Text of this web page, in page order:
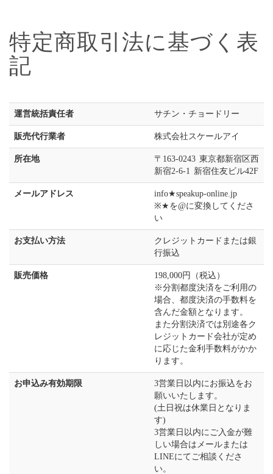
特定商取引法に基づく表
記
運営統括責任者 サチン・チョードリー
販売代行業者 株式会社スケールアイ
所在地
〒163-0243 東京都新宿区西
新宿2-6-1 新宿住友ビル42F
メールアドレス
info★speakup-online.jp
※★を@に変換してくださ
い
お支払い方法
クレジットカードまたは銀
行振込
販売価格
198,000円（税込）
※分割都度決済をご利用の
場合、都度決済の手数料を
含んだ金額となります。
また分割決済では別途各ク
レジットカード会社が定め
に応じた金利手数料がかか
ります。
お申込み有効期限
3営業日以内にお振込をお
願いいたします。
(土日祝は休業日となりま
す)
3営業日以内にご入金が難
しい場合はメールまたは
LINEにてご相談くださ
い。